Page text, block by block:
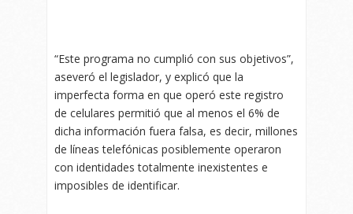
“Este programa no cumplió con sus objetivos”,
aseveró el legislador, y explicó que la
imperfecta forma en que operó este registro
de celulares permitió que al menos el 6% de
dicha información fuera falsa, es decir, millones
de líneas telefónicas posiblemente operaron
con identidades totalmente inexistentes e
imposibles de identificar.